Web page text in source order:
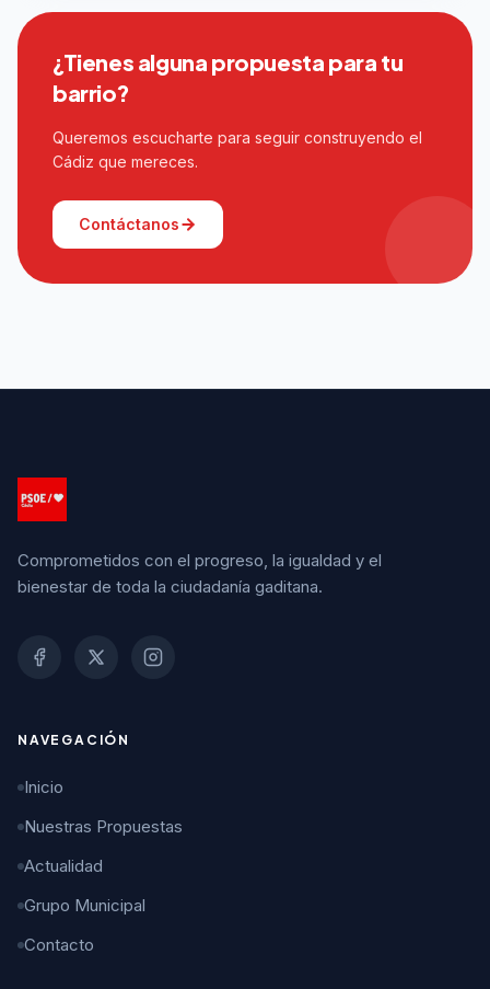
¿Tienes alguna propuesta para tu
barrio?
Queremos escucharte para seguir construyendo el
Cádiz que mereces.
Contáctanos
Comprometidos con el progreso, la igualdad y el
bienestar de toda la ciudadanía gaditana.
NAVEGACIÓN
Inicio
Nuestras Propuestas
Actualidad
Grupo Municipal
Contacto